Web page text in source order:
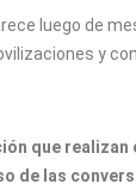
luego de
y
que
de las